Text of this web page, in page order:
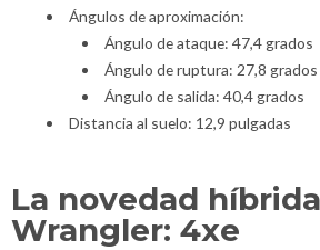
Ángulos de aproximación:
Ángulo de ataque: 47,4 grados
Ángulo de ruptura: 27,8 grados
Ángulo de salida: 40,4 grados
Distancia al suelo: 12,9 pulgadas
La novedad
Wrangler: 4xe